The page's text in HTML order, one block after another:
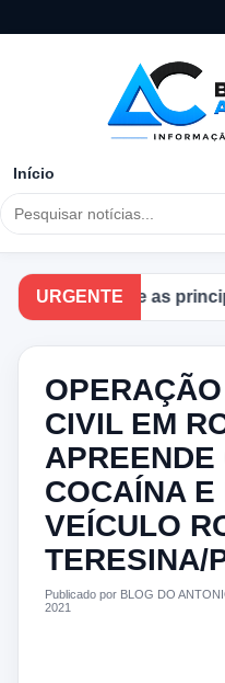
Início
URGENTE
Acompanhe as
CIVIL EM
COCAÍNA E
VEÍCULO
TERESINA/
Publicado por BLOG DO
2021